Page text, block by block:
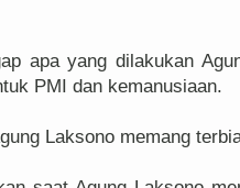
apa yang dilakukan
PMI dan kemanusiaan.
Laksono memang